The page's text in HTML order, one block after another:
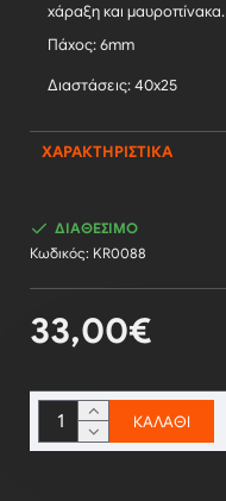
χάραξη και μαυροπίνακα.
Πάχος: 6mm
Διαστάσεις: 40x25
ΧΑΡΑΚΤΗΡΙΣΤΙΚΆ
33,00€
ΔΙΑΘΈΣΙΜΟ
Κωδικός: KR0088
ΚΑΛΆΘΙ